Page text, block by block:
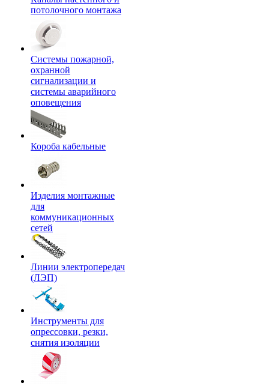
потолочного монтажа
Системы пожарной,
охранной
сигнализации и
системы аварийного
оповещения
Короба кабельные
Изделия монтажные
для
коммуникационных
сетей
Линии электропередач
(ЛЭП)
Инструменты для
опрессовки, резки,
снятия изоляции